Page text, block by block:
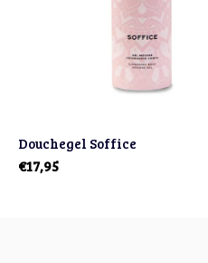
Douchegel Soffice
€17,95